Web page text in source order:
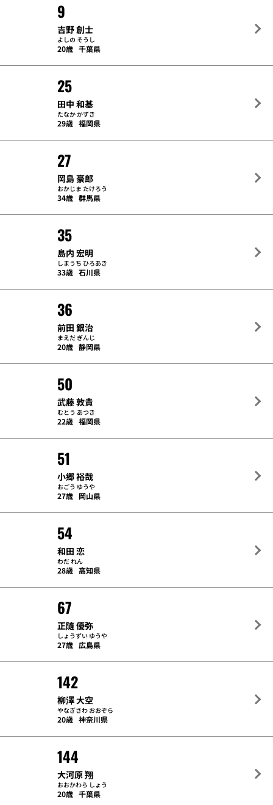
9
吉野 創士
よしの そうし
20歳 千葉県
25
田中 和基
たなか かずき
29歳 福岡県
27
岡島 豪郎
おかじま たけろう
34歳 群馬県
35
島内 宏明
しまうち ひろあき
33歳 石川県
36
前田 銀治
まえだ ぎんじ
20歳 静岡県
50
武藤 敦貴
むとう あつき
22歳 福岡県
51
小郷 裕哉
おごう ゆうや
27歳 岡山県
54
和田 恋
わだ れん
28歳 高知県
67
正隨 優弥
しょうずい ゆうや
27歳 広島県
142
柳澤 大空
やなぎさわ おおぞら
20歳 神奈川県
144
大河原 翔
おおかわら しょう
20歳 千葉県